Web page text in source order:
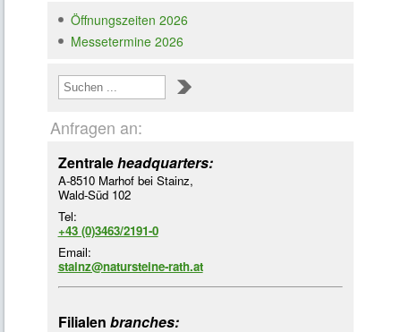
Öffnungszeiten 2026
Messetermine 2026
Anfragen an:
Zentraleheadquarters:
A-8510 Marhof bei Stainz,
Wald-Süd 102
Tel:
+43 (0)3463/2191-0
Email:
stainz@natursteine-rath.at
Filialen branches: